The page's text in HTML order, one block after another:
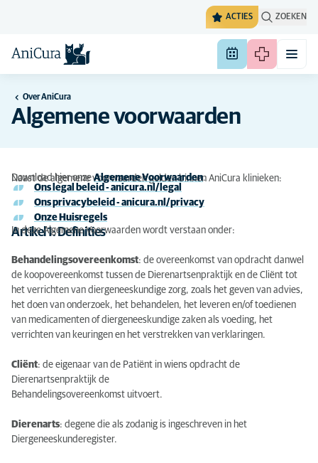
ACTIES ZOEKEN
Over AniCura
Algemene voorwaarden
Download hier onzeAlgemene Voorwaarden.
Naast de algemene voorwaarden gelden binnen AniCura klinieken:
Ons legal beleid - anicura.nl/legal
Ons privacybeleid - anicura.nl/privacy
Onze Huisregels
Artikel 1: Definities
In deze Algemene Voorwaarden wordt verstaan onder:
Behandelingsovereenkomst: de overeenkomst van opdracht danwel
de koopovereenkomst tussen de Dierenartsenpraktijk en de Cliënt tot
het verrichten van diergeneeskundige zorg, zoals het geven van advies,
het doen van onderzoek, het behandelen, het leveren en/of toedienen
van medicamenten of diergeneeskundige zaken als voeding, het
verrichten van keuringen en het verstrekken van verklaringen.
Cliënt: de eigenaar van de Patiënt in wiens opdracht de
Dierenartsenpraktijk de
Behandelingsovereenkomst uitvoert.
Dierenarts: degene die als zodanig is ingeschreven in het
Diergeneeskunderegister.